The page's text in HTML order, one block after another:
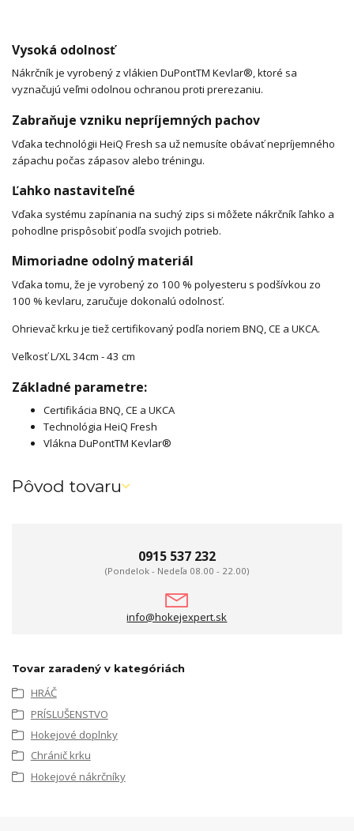
Vysoká odolnosť
Nákrčník je vyrobený z vlákien DuPontTM Kevlar®, ktoré sa
vyznačujú veľmi odolnou ochranou proti prerezaniu.
Zabraňuje vzniku nepríjemných pachov
Vďaka technológii HeiQ Fresh sa už nemusíte obávať nepríjemného
zápachu počas zápasov alebo tréningu.
Ľahko nastaviteľné
Vďaka systému zapínania na suchý zips si môžete nákrčník ľahko a
pohodlne prispôsobiť podľa svojich potrieb.
Mimoriadne odolný materiál
Vďaka tomu, že je vyrobený zo 100 % polyesteru s podšívkou zo
100 % kevlaru, zaručuje dokonalú odolnosť.
Ohrievač krku je tiež certifikovaný podľa noriem BNQ, CE a UKCA.
Veľkosť L/XL 34cm - 43 cm
Základné parametre:
Certifikácia BNQ, CE a UKCA
Technológia HeiQ Fresh
Vlákna DuPontTM Kevlar®
Pôvod tovaru
0915 537 232
(Pondelok - Nedeľa 08.00 - 22.00)
info@hokejexpert.sk
Tovar zaradený v kategóriách
HRÁČ
PRÍSLUŠENSTVO
Hokejové doplnky
Chránič krku
Hokejové nákrčníky